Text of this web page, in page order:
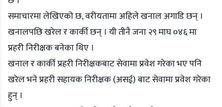
समाचारमा लेखिएको छ, वरीयतामा अहिले खनाल अगाडि छन् ।
खनालपछि खरेल र कार्की छन् । यी तीनै जना २९ माघ ०४६ मा
प्रहरी निरीक्षक बनेका थिए ।
खनाल र कार्की प्रहरी निरीक्षकबाट सेवामा प्रवेश गरेका भए पनि
खरेल भने प्रहरी सहायक निरीक्षक (असई) बाट सेवामा प्रवेश गरेका
हुन् ।